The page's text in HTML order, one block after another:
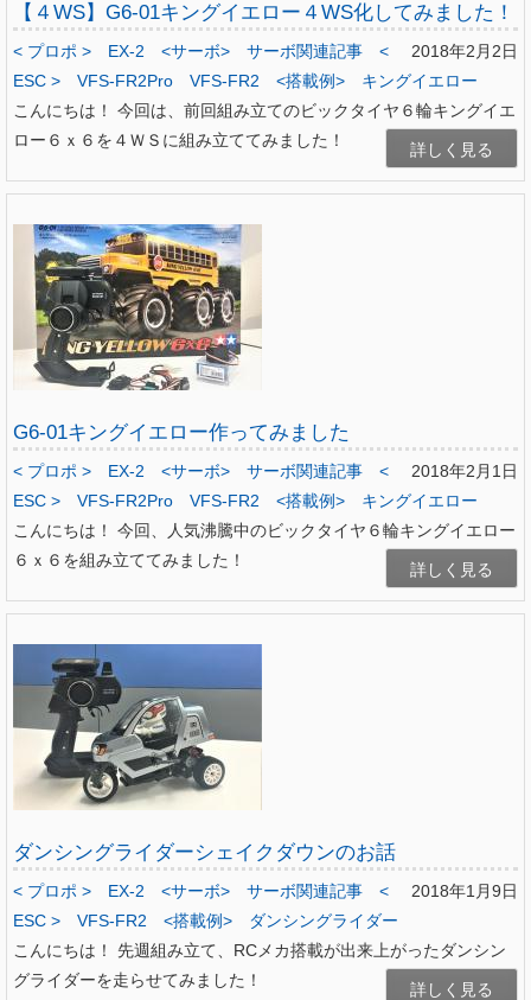
【４WS】G6-01キングイエロー４WS化してみました！
2018年2月2日
< プロポ > EX-2 <サーボ> サーボ関連記事
<
ESC >
VFS-FR2Pro VFS-FR2 <搭載例>
キングイエロー
こんにちは！ 今回は、前回組み立てのビックタイヤ６輪キングイエ
ロー６ｘ６を４ＷＳに組み立ててみました！
詳しく見る
G6-01キングイエロー作ってみました
2018年2月1日
< プロポ > EX-2 <サーボ> サーボ関連記事
<
ESC >
VFS-FR2Pro VFS-FR2 <搭載例>
キングイエロー
こんにちは！ 今回、人気沸騰中のビックタイヤ６輪キングイエロー
６ｘ６を組み立ててみました！
詳しく見る
ダンシングライダーシェイクダウンのお話
2018年1月9日
< プロポ > EX-2 <サーボ> サーボ関連記事
<
ESC >
VFS-FR2 <搭載例>
ダンシングライダー
こんにちは！ 先週組み立て、RCメカ搭載が出来上がったダンシン
グライダーを走らせてみました！
詳しく見る